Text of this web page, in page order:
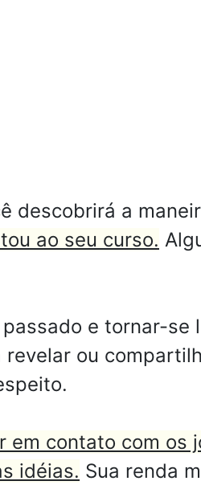
descobrirá a
ao seu curso.
e tornar-se
ou
em contato com os
idéias. Sua renda